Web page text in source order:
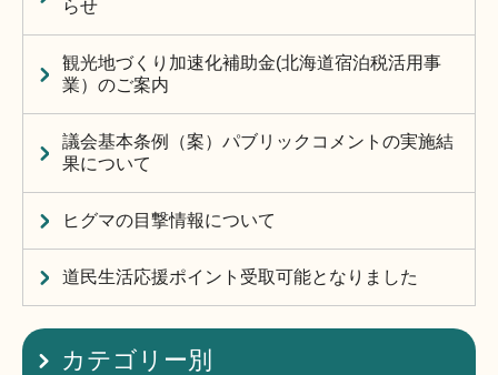
らせ
観光地づくり加速化補助金(北海道宿泊税活用事
業）のご案内
議会基本条例（案）パブリックコメントの実施結
果について
ヒグマの目撃情報について
道民生活応援ポイント受取可能となりました
カテゴリー別